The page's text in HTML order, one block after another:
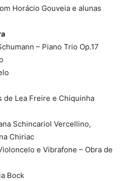
Horácio Gouveia e alunas
– Piano Trio Op.17
de Lea Freire e Chiquinha
Schincariol Vercellino,
Chiriac
e Vibrafone – Obra de
Bock